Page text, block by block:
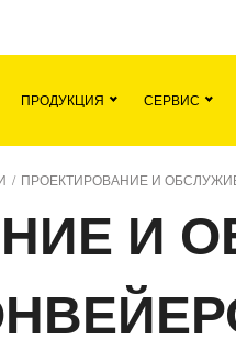
ПРОДУКЦИЯ СЕРВИС
/ ПРОЕКТИРОВАНИЕ И
И